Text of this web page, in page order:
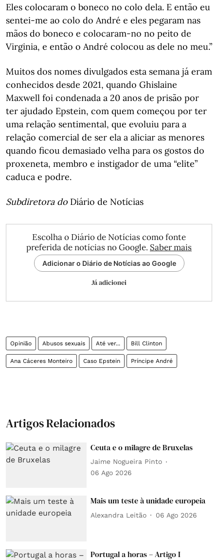
Eles colocaram o boneco no colo dela. E então eu
sentei-me ao colo do André e eles pegaram nas
mãos do boneco e colocaram-no no peito de
Virginia, e então o André colocou as dele no meu.”
Muitos dos nomes divulgados esta semana já eram
conhecidos desde 2021, quando Ghislaine
Maxwell foi condenada a 20 anos de prisão por
ter ajudado Epstein, com quem começou por ter
uma relação sentimental, que evoluiu para a
relação comercial de ser ela a aliciar as menores
quando ficou demasiado velha para os gostos do
proxeneta, membro e instigador de uma “elite”
caduca e podre.
Subdiretora do Diário de Notícias
Escolha o Diário de Notícias como fonte
preferida de notícias no Google. Saber mais
Adicionar o Diário de Notícias ao Google
Já adicionei
Opinião Abusos sexuais Até ver... Bill Clinton
Ana Cáceres Monteiro Caso Epstein Príncipe André
Artigos Relacionados
Ceuta e o milagre de Bruxelas
Jaime Nogueira Pinto
06 Ago 2026
Mais um teste à unidade europeia
Alexandra Leitão 06 Ago 2026
Portugal a horas – Artigo I